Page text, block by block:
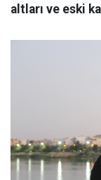
altları ve eski